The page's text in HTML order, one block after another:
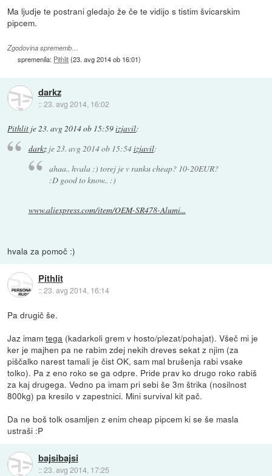
Ma ljudje te postrani gledajo že če te vidijo s tistim švicarskim
pipcem.
Zgodovina sprememb…
spremenila: Pithlit(23. avg 2014 ob 16:01)
darkz
::23. avg 2014, 16:02
Pithlit je23. avg 2014 ob 15:59izjavil:
darkzje23. avg 2014 ob 15:54izjavil:
ahaa.. hvala :) torej je v ranku cheap? 10-20EUR?
:D good to know.. :)
www.aliexpress.com/item/OEM-SR478-Alumi...
hvala za pomoč :)
Pithlit
::23. avg 2014, 16:14
Pa drugič še.
Jaz imamtega (kadarkoli grem v hosto/plezat/pohajat). Všeč mi je
ker je majhen pa ne rabim zdej nekih dreves sekat z njim (za
piščalko narest tamali je čist OK, sam mal brušenja rabi vsake
tolko). Pa z eno roko se ga odpre. Pride prav ko drugo roko rabiš
za kaj drugega. Vedno pa imam pri sebi še 3m štrika (nosilnost
800kg) pa kresilo v zapestnici. Mini survival kit pač.
Da ne boš tolk osamljen z enim cheap pipcem ki se še masla
ustraši :P
bajsibajsi
::23. avg 2014, 17:25